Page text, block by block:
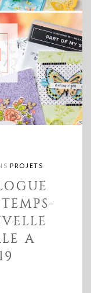
PROJETS
A